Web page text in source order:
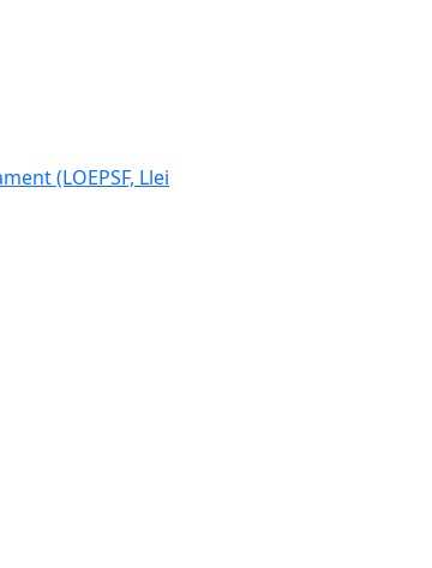
(LOEPSF, Llei